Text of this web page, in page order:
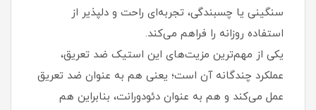
سنگینی یا چسبندگی، تجربه‌ای راحت و دلپذیر از
استفاده روزانه را فراهم می‌کند.
یکی از مهم‌ترین مزیت‌های این استیک ضد تعریق،
عملکرد چندگانه آن است؛ یعنی هم به عنوان ضد تعریق
عمل می‌کند و هم به عنوان دئودورانت، بنابراین هم